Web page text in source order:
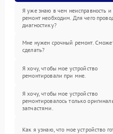
Я уже знаю в чем неисправность и
ремонт необходим. Для чего
диагностику?
Мне нужен срочный ремонт.
сделать?
Я хочу, чтобы мое устройство
ремонтировали при мне.
Я хочу, чтобы мое устройство
ремонтировалось только
запчастями.
Как я узнаю, что мое устройство